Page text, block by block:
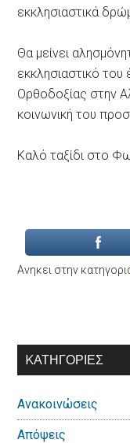
εκκλησιαστικά
Θα μείνει
εκκλησιαστικό του
Ορθοδοξίας στην
κοινωνική του
Καλό ταξίδι στο
Ανηκει στην
Αρχική
Στήλη
KΑΤΗΓΟΡΊΕΣ
Ανακοινώσεις
Απόψεις